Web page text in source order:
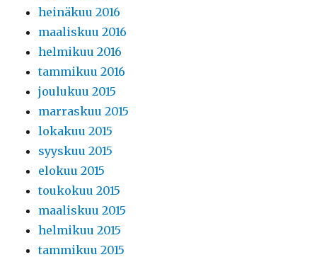
heinäkuu 2016
maaliskuu 2016
helmikuu 2016
tammikuu 2016
joulukuu 2015
marraskuu 2015
lokakuu 2015
syyskuu 2015
elokuu 2015
toukokuu 2015
maaliskuu 2015
helmikuu 2015
tammikuu 2015